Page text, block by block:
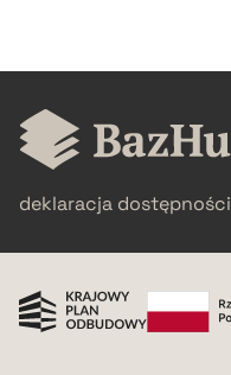
pobierz cytat
deklaracja dostępności